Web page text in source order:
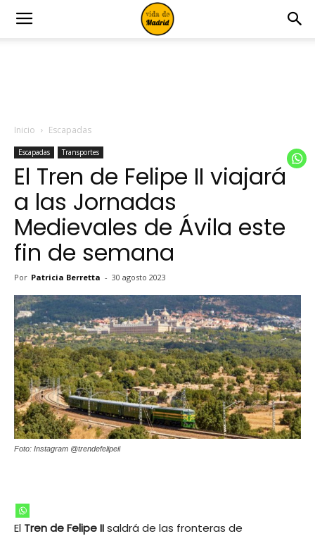
Inicio Escapadas
Escapadas Transportes
El Tren de Felipe II viajará
a las Jornadas
Medievales de Ávila este
fin de semana
Por Patricia Berretta - 30 agosto 2023
Foto: Instagram @trendefelipeii
El Tren de Felipe IIsaldrá de las fronteras de